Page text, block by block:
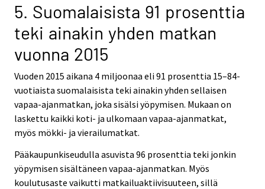
5. Suomalaisista 91 prosenttia
teki ainakin yhden matkan
vuonna 2015
Vuoden 2015 aikana 4 miljoonaa eli 91 prosenttia 15–84-
vuotiaista suomalaisista teki ainakin yhden sellaisen
vapaa-ajanmatkan, joka sisälsi yöpymisen. Mukaan on
laskettu kaikki koti- ja ulkomaan vapaa-ajanmatkat,
myös mökki- ja vierailumatkat.
Pääkaupunkiseudulla asuvista 96 prosenttia teki jonkin
yöpymisen sisältäneen vapaa-ajanmatkan. Myös
koulutusaste vaikutti matkailuaktiivisuuteen, sillä